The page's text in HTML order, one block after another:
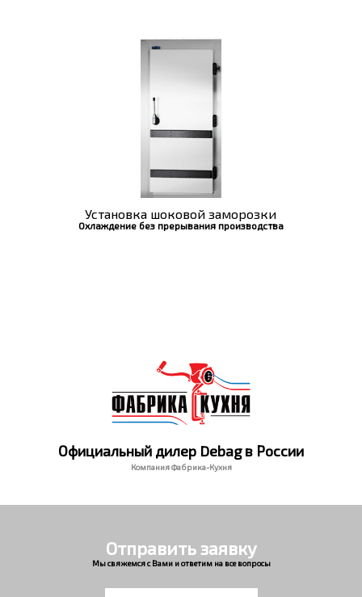
Установка шоковой заморозки
Охлаждение без прерывания производства
Официальный дилер Debag в России
Компания Фабрика-Кухня
Отправить заявку
Мы свяжемся с Вами и ответим на все вопросы